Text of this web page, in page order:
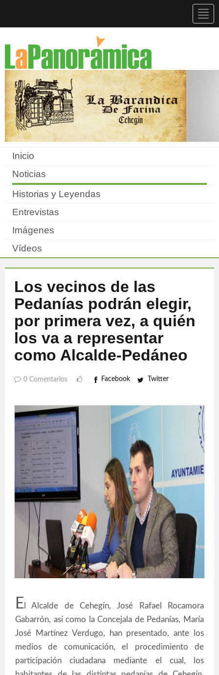
Inicio
Noticias
Historias y Leyendas
Entrevistas
Imágenes
Vídeos
Los vecinos de las
Pedanías podrán elegir,
por primera vez, a quién
los va a representar
como Alcalde-Pedáneo
0 Comentarios Facebook Twitter
E l Alcalde de Cehegín, José Rafael Rocamora
Gabarrón, así como la Concejala de Pedanías, María
José Martínez Verdugo, han presentado, ante los
medios de comunicación, el procedimiento de
participación ciudadana mediante el cual, los